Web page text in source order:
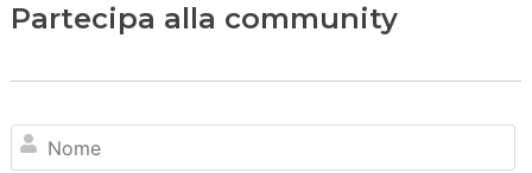
Partecipa alla community